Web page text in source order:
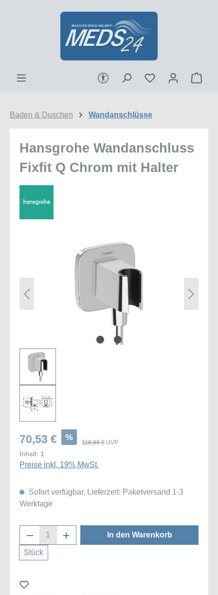
Zum Hauptinhalt springen
Werkzeugleiste anzeigen
Baden & Duschen Wandanschlüsse
Hansgrohe Wandanschluss
Fixfit Q Chrom mit Halter
Bildergalerie überspringen
70,53 € %
118,88 € UVP
Inhalt: 1
Preise inkl. 19% MwSt.
Sofort verfügbar, Lieferzeit: Paketversand 1-3
Werktage
Produkt Anzahl: Gib den gewünschten
Stück
In den Warenkorb